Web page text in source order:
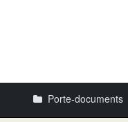
Porte-documents